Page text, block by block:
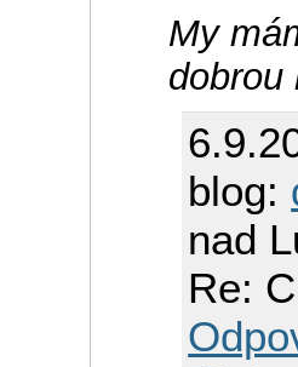
My
dobrou
blog:
nad
Re: